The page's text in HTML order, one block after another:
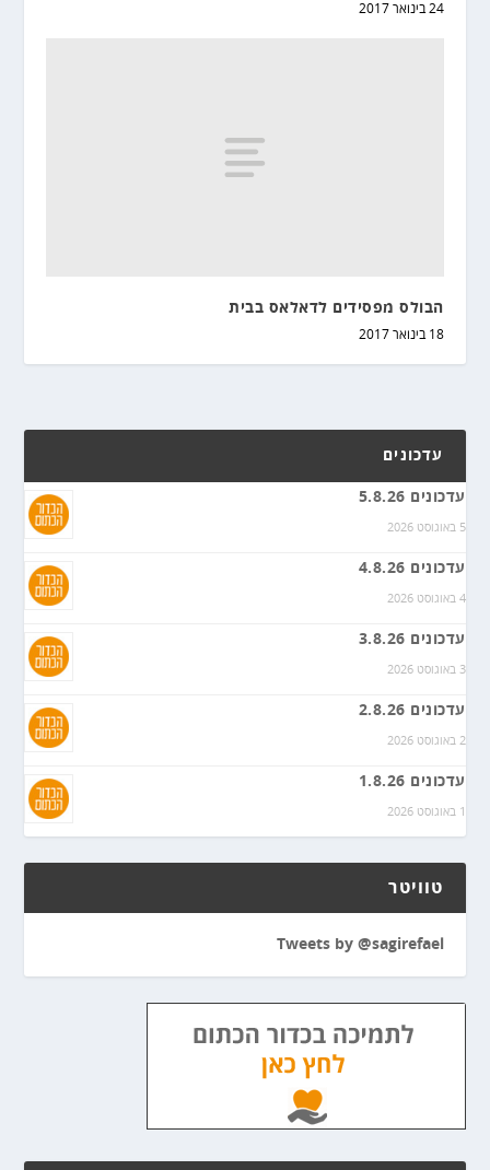
24 בינואר 2017
הבולס מפסידים לדאלאס בבית
18 בינואר 2017
עדכונים
עדכונים 5.8.26
5 באוגוסט 2026
עדכונים 4.8.26
4 באוגוסט 2026
עדכונים 3.8.26
3 באוגוסט 2026
עדכונים 2.8.26
2 באוגוסט 2026
עדכונים 1.8.26
1 באוגוסט 2026
טוויטר
Tweets by @sagirefael